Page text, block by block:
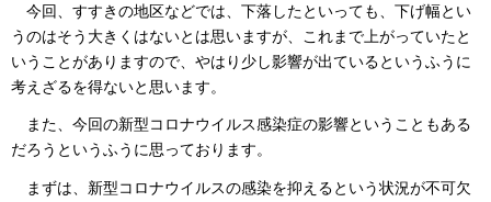
今回、すすきの地区などでは、下落したといっても、下げ幅とい
うのはそう大きくはないとは思いますが、これまで上がっていたと
いうことがありますので、やはり少し影響が出ているというふうに
考えざるを得ないと思います。
また、今回の新型コロナウイルス感染症の影響ということもある
だろうというふうに思っております。
まずは、新型コロナウイルスの感染を抑えるという状況が不可欠